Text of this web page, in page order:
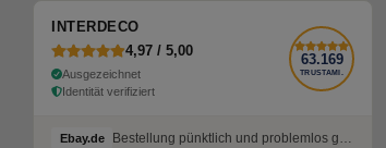
INTERDECO
4,97 / 5,00
Ausgezeichnet
Identität verifiziert
63.169
TRUSTAMI.
Ebay.de Bestellung pünktlich und problemlos geliefert